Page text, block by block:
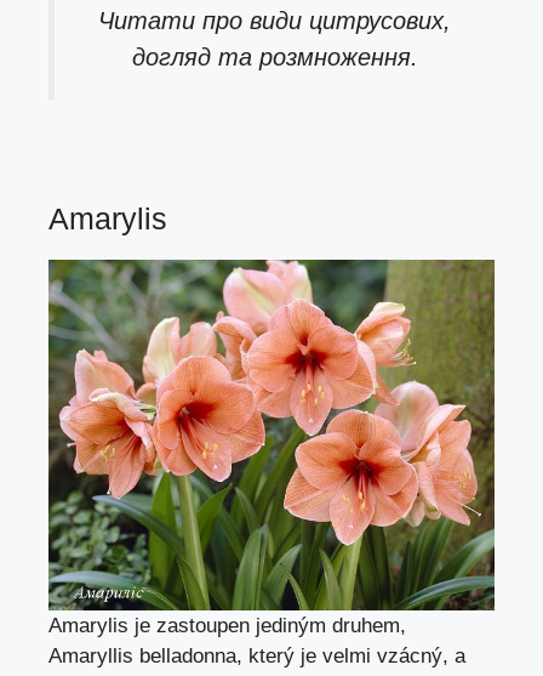
Читати про види цитрусових,
догляд та розмноження.
Amarylis
Amarylis je zastoupen jediným druhem,
Amaryllis belladonna, který je velmi vzácný, a